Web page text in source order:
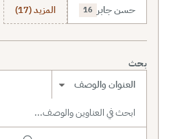
حسن جابر 16 المزيد (17)
بحث
نطاق البحث